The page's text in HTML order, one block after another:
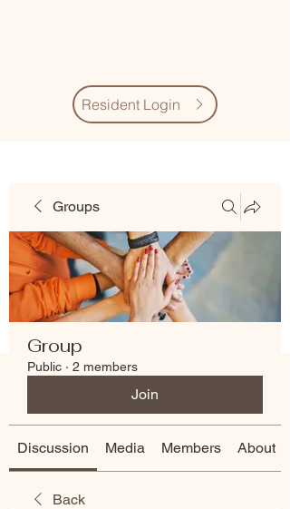
Resident Login
Groups
Group
Public · 2 members
Join
Discussion Media Members About
Back